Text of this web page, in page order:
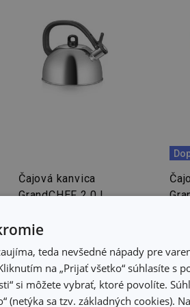
Čajová kanvica
GrandCHEF 2,0 l,
49,90 €
Dostupné v eshope
Môžete mať ihneď v 30
teda nevšedné nápady pre
na „Prijať všetko“ súhlasíte s
si môžete vybrať, ktoré povolíte.
sa tzv. základných cookies).